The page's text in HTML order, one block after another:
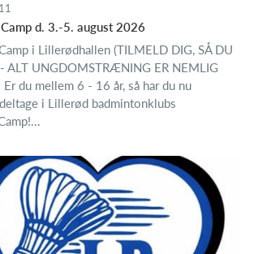
d. 3.-5. august 2026
i Lillerødhallen (TILMELD DIG, SÅ DU
ALT UNGDOMSTRÆNING ER NEMLIG
Er du mellem 6 - 16 år, så har du nu
i Lillerød badmintonklubs